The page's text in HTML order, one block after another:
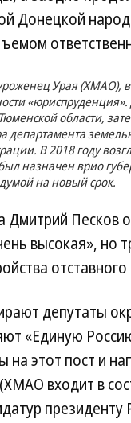
Донецкой
Урая (ХМАО),
области,
департамента
В 2018 году
назначен врио
на новый срок.
Дмитрий
высокая», но
отставного
депутаты
«Единую
на этот пост и
входит в